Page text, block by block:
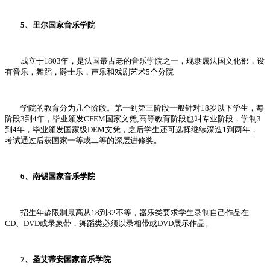
5、里尔国家音乐学院
成立于1803年，是法国最古老的音乐学院之一，现隶属法国文化部，设
有音乐，舞蹈，爵士乐，声乐和戏剧艺术5个分院
学院的教育分为几个阶段。第一到第三阶段一般针对18岁以下学生，每
阶段3到4年，毕业颁发CFEM国家文凭;高等教育阶段也叫专业阶段，学制3
到4年，毕业颁发国家级DEM文凭，之后学生还可选择继续深造1到两年，
考试通过后获国家一等或二等的深层进修奖。
6、南锡国家音乐学院
招生年龄限制最高从18到32不等，器乐类要求学生录制自己作品在
CD、DVD或录象带，舞蹈类必须以录相带或DVD展示作品。
7、圣艾蒂安国家音乐学院